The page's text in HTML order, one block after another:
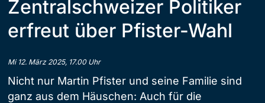
Zentralschweizer Politiker
erfreut über Pfister-Wahl
Mi 12. März 2025, 17.00 Uhr
Nicht nur Martin Pfister und seine Familie sind
ganz aus dem Häuschen: Auch für die